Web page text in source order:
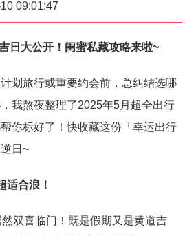
09:01:47
日大公开！闺蜜私藏攻略来啦~
划旅行或重要约会前，总纠结选哪
我熬夜整理了2025年5月超全出行
你标好了！快收藏这份「幸运出行
日~
适合浪！
双喜临门！既是假期又是黄道吉